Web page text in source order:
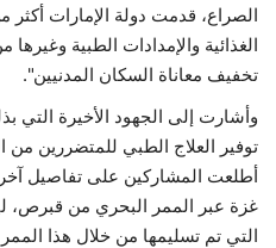
الغذائية والإمدادات الطبية
تخفيف معاناة السكان المدنيين".‏
وأشارت إلى الجهود الأخيرة التي
توفير العلاج الطبي للمتضررين من
أطلعت المشاركين على تفاصيل
غزة عبر الممر البحري من قبرص،
التي تم تسليمها من خلال هذا ‏الممر إلى